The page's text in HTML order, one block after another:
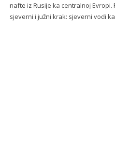
nafte iz Rusije ka centralnoj
sjeverni i južni krak: sjeverni vodi